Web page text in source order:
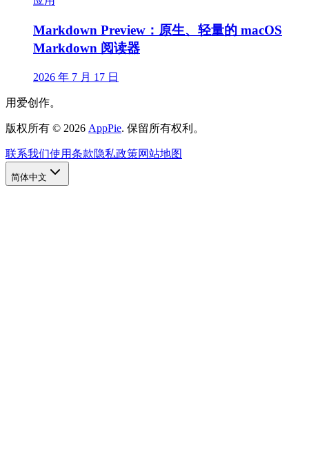
Markdown Preview：原生、轻量的 macOS
Markdown 阅读器
2026 年 7 月 17 日
用爱创作。
版权所有 © 2026 AppPie. 保留所有权利。
联系我们使用条款隐私政策网站地图
简体中文